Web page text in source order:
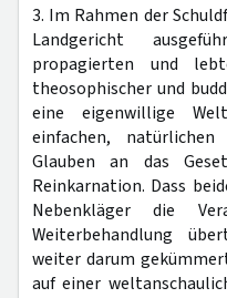
3. Im Rahmen der
Landgericht
propagierten und
theosophischer und
eine eigenwillige
einfachen,
Glauben an das
Reinkarnation. Dass
Nebenkläger die
Weiterbehandlung
weiter darum
auf einer